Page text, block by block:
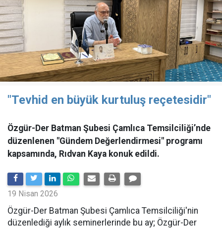
"Tevhid en büyük kurtuluş reçetesidir"
Özgür-Der Batman Şubesi Çamlıca Temsilciliği’nde
düzenlenen "Gündem Değerlendirmesi" programı
kapsamında, Rıdvan Kaya konuk edildi.
19 Nisan 2026
​Özgür-Der Batman Şubesi Çamlıca Temsilciliği'nin
düzenlediği aylık seminerlerinde bu ay; Özgür-Der